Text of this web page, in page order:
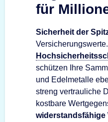
für
Sicherheit der
schützen Ihre
und Edelmetalle
streng vertrauliche
kostbare
widerstandsfähige